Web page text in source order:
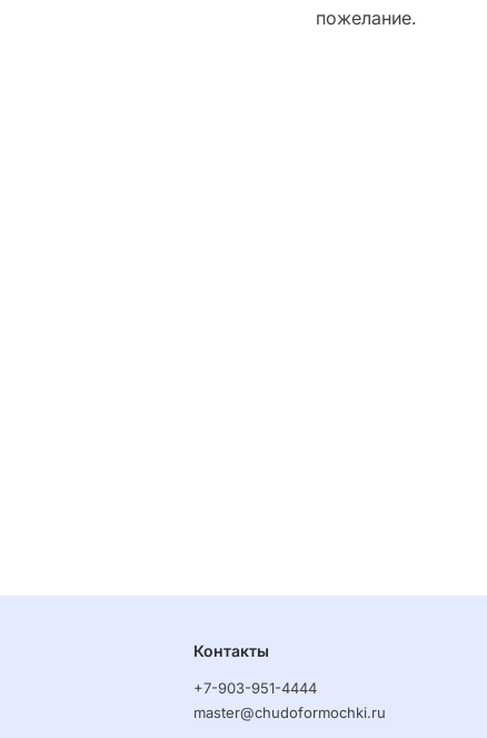
пожелание.
Контакты
+7-903-951-4444
master@chudoformochki.ru